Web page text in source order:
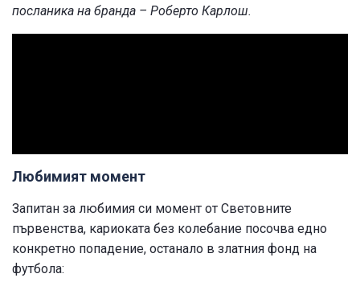
посланика на бранда – Роберто Карлош.
Любимият момент
Запитан за любимия си момент от Световните
първенства, кариоката без колебание посочва едно
конкретно попадение, останало в златния фонд на
футбола: